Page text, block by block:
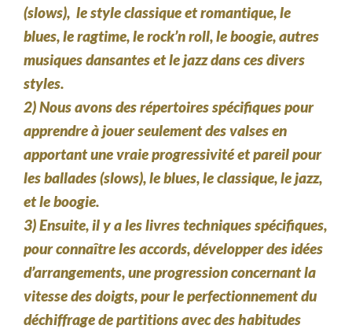
(slows), le style classique et romantique, le
blues, le ragtime, le rock’n roll, le boogie, autres
musiques dansantes et le jazz dans ces divers
styles.
2) Nous avons des répertoires spécifiques pour
apprendre à jouer seulement des valses en
apportant une vraie progressivité et pareil pour
les ballades (slows), le blues, le classique, le jazz,
et le boogie.
3) Ensuite, il y a les livres techniques spécifiques,
pour connaître les accords, développer des idées
d’arrangements, une progression concernant la
vitesse des doigts, pour le perfectionnement du
déchiffrage de partitions avec des habitudes